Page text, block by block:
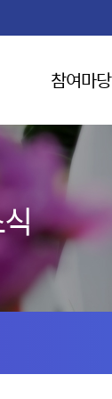
참여마당